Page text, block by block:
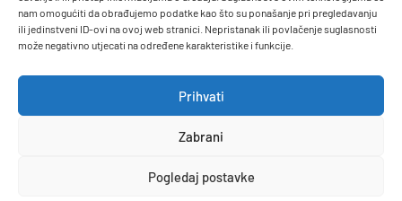
nam omogućiti da obrađujemo podatke kao što su ponašanje pri pregledavanju
ili jedinstveni ID-ovi na ovoj web stranici. Nepristanak ili povlačenje suglasnosti
može negativno utjecati na određene karakteristike i funkcije.
Prihvati
Zabrani
Pogledaj postavke
O nama
Uvjeti korištenja
Pravilnik giveaway
Politika privatnosti
Povrati / reklamacije